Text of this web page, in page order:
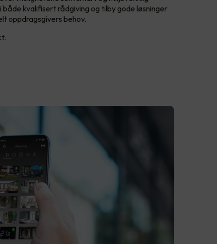
både kvalifisert rådgiving og tilby gode løsninger
oppdragsgivers behov.